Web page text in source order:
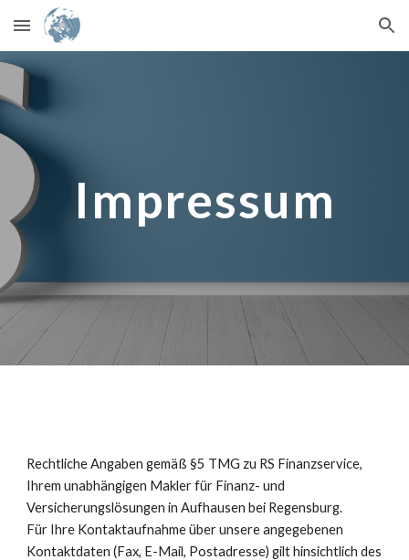
Skip to main content Skip to navigation
Impressum
Rechtliche Angaben gemäß §5 TMG zu RS Finanzservice,
Ihrem unabhängigen Makler für Finanz- und
Versicherungslösungen in Aufhausen bei Regensburg.
Für Ihre Kontaktaufnahme über unsere angegebenen
Kontaktdaten (Fax, E-Mail, Postadresse) gilt hinsichtlich des